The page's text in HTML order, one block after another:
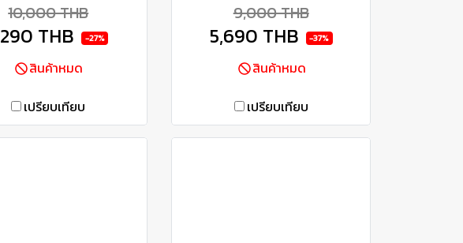
10,000 THB
THB -27%
สินค้าหมด
เปรียบเทียบ
9,000 THB
5,690 THB -37%
สินค้าหมด
เปรียบเทียบ